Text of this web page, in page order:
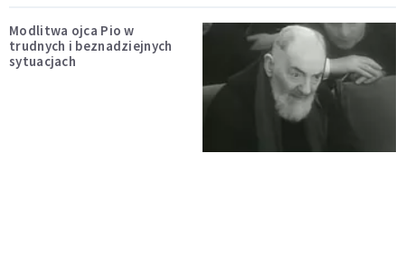
Modlitwa ojca Pio w
trudnych i beznadziejnych
sytuacjach